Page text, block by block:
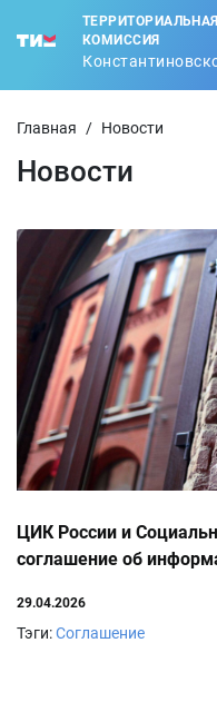
КОМИССИЯ
Главная / Новости
Новости
ЦИК России и
соглашение об
29.04.2026
Тэги:Соглашение